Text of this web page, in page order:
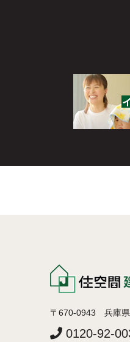
〒670-0943 兵庫県
0120-92-